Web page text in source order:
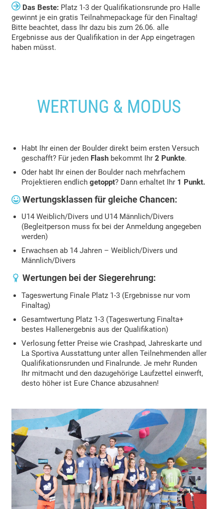
 Das Beste: Platz 1-3 der Qualifikationsrunde pro Halle
gewinnt je ein gratis Teilnahmepackage für den Finaltag!
Bitte beachtet, dass Ihr dazu bis zum 26.06. alle
Ergebnisse aus der Qualifikation in der App eingetragen
haben müsst.
WERTUNG & MODUS
Habt Ihr einen der Boulder direkt beim ersten Versuch
geschafft? Für jeden Flashbekommt Ihr 2 Punkte.
Oder habt Ihr einen der Boulder nach mehrfachem
Projektieren endlich getoppt? Dann erhaltet Ihr 1 Punkt.
 Wertungsklassen für gleiche Chancen:
U14 Weiblich/Divers und U14 Männlich/Divers
(Begleitperson muss fix bei der Anmeldung angegeben
werden)
Erwachsen ab 14 Jahren – Weiblich/Divers und
Männlich/Divers
 Wertungen bei der Siegerehrung:
Tageswertung Finale Platz 1-3 (Ergebnisse nur vom
Finaltag)
Gesamtwertung Platz 1-3 (Tageswertung Finalta+
bestes Hallenergebnis aus der Qualifikation)
Verlosung fetter Preise wie Crashpad, Jahreskarte und
La Sportiva Ausstattung unter allen Teilnehmenden aller
Qualifikationsrunden und Finalrunde. Je mehr Runden
Ihr mitmacht und den dazugehörige Laufzettel einwerft,
desto höher ist Eure Chance abzusahnen!